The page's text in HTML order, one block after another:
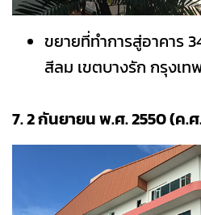
ขยายที่ทำการสู่อาคาร
สีลม เขตบางรัก กรุงเท
7. 2 กันยายน พ.ศ. 2550 (ค.